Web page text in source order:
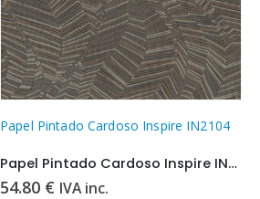
Papel Pintado Cardoso Inspire IN2004
Papel Pintado Cardoso Inspire IN2004
54.80 € IVA inc.